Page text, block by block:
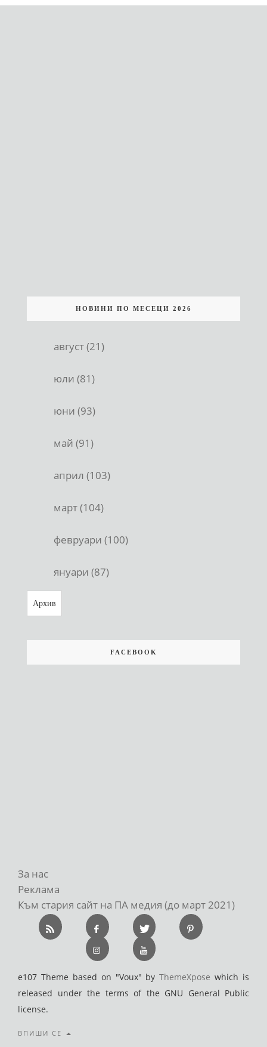
НОВИНИ ПО МЕСЕЦИ 2026
август (21)
юли (81)
юни (93)
май (91)
април (103)
март (104)
февруари (100)
януари (87)
Архив
FACEBOOK
За нас
Реклама
Към стария сайт на ПА медия (до март 2021)
e107 Theme based on "Voux" byThemeXpose which is
released under the terms of the GNU General Public
license.
ВПИШИ СЕ